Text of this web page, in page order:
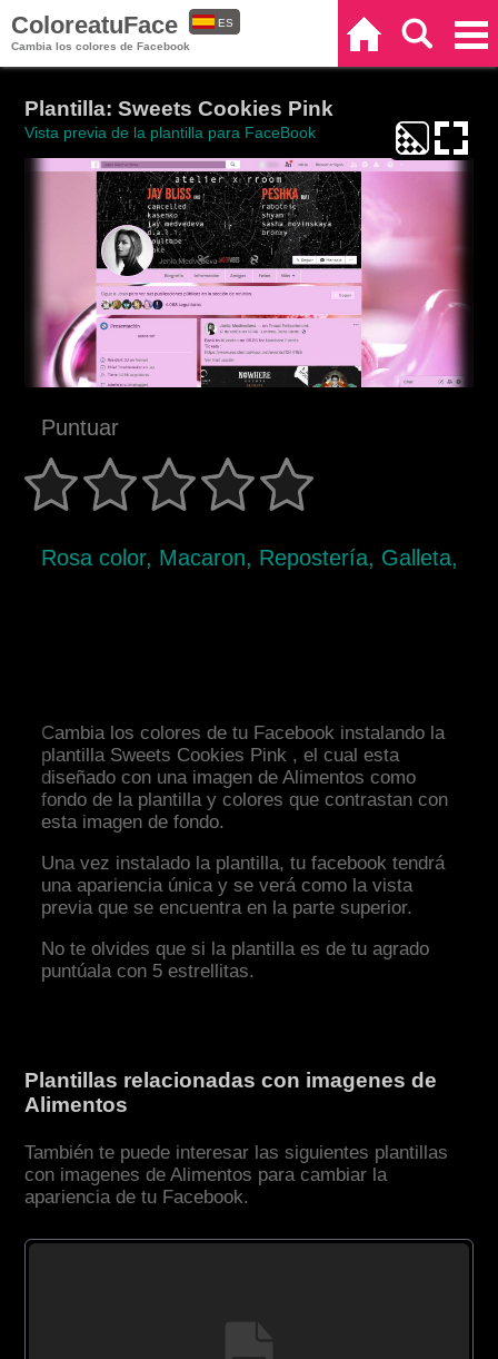
ColoreatuFace
Cambia los colores de Facebook
ES
Plantilla: Sweets Cookies Pink
Vista previa de la plantilla para FaceBook
Puntuar
Rosa color, Macaron, Repostería, Galleta,
Cambia los colores de tu Facebook instalando la
plantilla Sweets Cookies Pink , el cual esta
diseñado con una imagen de Alimentos como
fondo de la plantilla y colores que contrastan con
esta imagen de fondo.
Una vez instalado la plantilla, tu facebook tendrá
una apariencia única y se verá como la vista
previa que se encuentra en la parte superior.
No te olvides que si la plantilla es de tu agrado
puntúala con 5 estrellitas.
Plantillas relacionadas con imagenes de
Alimentos
También te puede interesar las siguientes plantillas
con imagenes de Alimentos para cambiar la
apariencia de tu Facebook.